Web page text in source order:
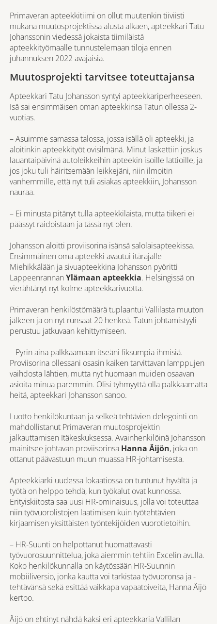
Primaveran apteekkitiimi on ollut muutenkin tiiviisti
mukana muutosprojektissa alusta alkaen, apteekkari Tatu
Johanssonin viedessä jokaista tiimiläistä
apteekkityömaalle tunnustelemaan tiloja ennen
juhannuksen 2022 avajaisia.
Muutosprojekti tarvitsee toteuttajansa
Apteekkari Tatu Johansson syntyi apteekkariperheeseen.
Isä sai ensimmäisen oman apteekkinsa Tatun ollessa 2-
vuotias.
– Asuimme samassa talossa, jossa isällä oli apteekki, ja
aloitinkin apteekkityöt ovisilmänä. Minut laskettiin joskus
lauantaipäivinä autoleikkeihin apteekin isoille lattioille, ja
jos joku tuli häiritsemään leikkejäni, niin ilmoitin
vanhemmille, että nyt tuli asiakas apteekkiin, Johansson
nauraa.
– Ei minusta pitänyt tulla apteekkilaista, mutta tiikeri ei
päässyt raidoistaan ja tässä nyt olen.
Johansson aloitti proviisorina isänsä salolaisapteekissa.
Ensimmäinen oma apteekki avautui itärajalle
Miehikkälään ja sivuapteekkina Johansson pyöritti
Lappeenrannan Ylämaan apteekkia. Helsingissä on
vierähtänyt nyt kolme apteekkarivuotta.
Primaveran henkilöstömäärä tuplaantui Vallilasta muuton
jälkeen ja on nyt runsaat 20 henkeä. Tatun johtamistyyli
perustuu jatkuvaan kehittymiseen.
– Pyrin aina palkkaamaan itseäni fiksumpia ihmisiä.
Proviisorina ollessani osasin kaiken tarvittavan lamppujen
vaihdosta lähtien, mutta nyt huomaan muiden osaavan
asioita minua paremmin. Olisi tyhmyyttä olla palkkaamatta
heitä, apteekkari Johansson sanoo.
Luotto henkilökuntaan ja selkeä tehtävien delegointi on
mahdollistanut Primaveran muutosprojektin
jalkauttamisen Itäkeskuksessa. Avainhenkilöinä Johansson
mainitsee johtavan proviisorinsa Hanna Äijön, joka on
ottanut päävastuun muun muassa HR-johtamisesta.
Apteekkiarki uudessa lokaatiossa on tuntunut hyvältä ja
työtä on helppo tehdä, kun työkalut ovat kunnossa.
Erityiskiitosta saa uusi HR-ominaisuus, jolla voi toteuttaa
niin työvuorolistojen laatimisen kuin työtehtävien
kirjaamisen yksittäisten työntekijöiden vuorotietoihin.
– HR-Suunti on helpottanut huomattavasti
työvuorosuunnittelua, joka aiemmin tehtiin Excelin avulla.
Koko henkilökunnalla on käytössään HR-Suunnin
mobiiliversio, jonka kautta voi tarkistaa työvuoronsa ja -
tehtävänsä sekä esittää vaikkapa vapaatoiveita, Hanna Äijö
kertoo.
Äijö on ehtinyt nähdä kaksi eri apteekkaria Vallilan